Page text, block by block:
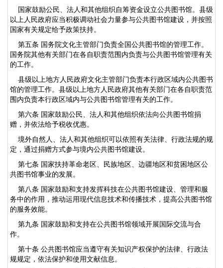
国家鼓励公民、法人和其他组织自筹资金设立公共图书馆。县级
以上人民政府应当积极调动社会力量参与公共图书馆建设，并按照
国家有关规定给予政策扶持。
第五条 国务院文化主管部门负责全国公共图书馆的管理工作。
国务院其他有关部门在各自职责范围内负责与公共图书馆管理有关
的工作。
县级以上地方人民政府文化主管部门负责本行政区域内公共图书
馆的管理工作。县级以上地方人民政府其他有关部门在各自职责范
围内负责本行政区域内与公共图书馆管理有关的工作。
第六条 国家鼓励公民、法人和其他组织依法向公共图书馆捐
赠，并依法给予税收优惠。
境外自然人、法人和其他组织可以依照有关法律、行政法规的规
定，通过捐赠方式参与境内公共图书馆建设。
第七条 国家扶持革命老区、民族地区、边疆地区和贫困地区公
共图书馆事业的发展。
第八条 国家鼓励和支持发挥科技在公共图书馆建设、管理和服
务中的作用，推动运用现代信息技术和传播技术，提高公共图书馆
的服务效能。
第九条 国家鼓励和支持在公共图书馆领域开展国际交流与合
作。
第十条 公共图书馆应当遵守有关知识产权保护的法律、行政法
规规定，依法保护和使用文献信息。